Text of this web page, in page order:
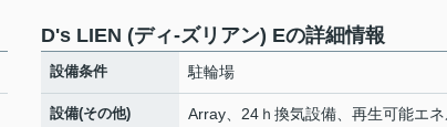
D's LIEN (ディ-ズリアン) Eの詳細情報
設備条件 駐輪場
設備(その他)
Array、24ｈ換気設備、再生可能エ